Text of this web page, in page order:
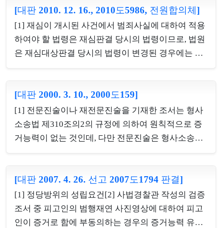
형사소송법 제72조는 '피고인에 대하여 범죄사실의
요지, 구속의 이유와 변호인을 선임할 수 있음을 말하
고 변명할 기회를 준 후가 아니면 구속할 수 없다.'고
규정하는 ...
야 할 것으로 판단되는 경우에는 이를 판결주문에 따
로 표시할 필요가 없으나, 판결주문에 표시하였다 하
더라도 판결에 영향을 미친 위법사유가 되는 것은 아
니다. [3] 형법 제1조 제2항 및 제8조에 의하면 범죄
을 두어 이러한 신법의 적용을 배제하는 것도 허용된
다. [4] 헌법재판소의 위헌결정으로 인하여 형벌에 관
한 법률 또는 법률조항이 소급하여 그 효력을 상실한
경우에는 당...
[대판 2010. 12. 16., 2010도5986, 전원합의체]
[1] 재심이 개시된 사건에서 범죄사실에 대하여 적용
하여야 할 법령은 재심판결 당시의 법령이므로, 법원
은 재심대상판결 당시의 법령이 변경된 경우에는 그
호를 적용하여 그 범죄사실에 대하여 면소를 선고하
는 것이 원칙이다. 그러나 법원은, 형벌에 관한 법령
이 헌법재판소의 위헌결정으로 인하여 소급하여 그
효력을 상실하였거나 법원에서 위헌·무효로 선언된
야 한다. 나아가 형벌에 관한 법령이 재심판결 당시
폐지되었다 하더라도 그 ‘폐지’가 당초부터 헌법에
위배되어 효력이 없는 법령에 대한 것이었다면 같은
법 제325조 ...
[대판 2000. 3. 10., 2000도159]
[1] 전문진술이나 재전문진술을 기재한 조서는 형사
소송법 제310조의2의 규정에 의하여 원칙적으로 증
거능력이 없는 것인데, 다만 전문진술은 형사소송법
진술이 특히 신빙할 수 있는 상태하에서 행하여진 때
에 한하여 예외적으로 증거능력이 있다고 할 것이고,
전문진술이 기재된 조서는 형사소송법 제312조 또는
제314조의 규정에 의하여 각 그 증거능력이 인정될
[대판 2007. 4. 26. 선고 2007도1794 판결]
[1] 정당방위의 성립요건[2] 사법경찰관 작성의 검증
조서 중 피고인의 범행재연 사진영상에 대하여 피고
인이 증거로 함에 부동의하는 경우의 증거능력 유무